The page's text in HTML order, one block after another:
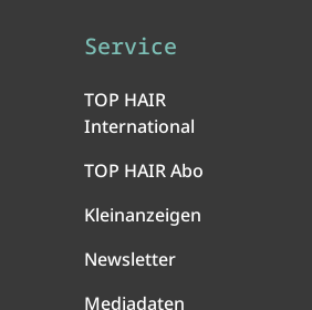
Service
TOP HAIR
International
TOP HAIR Abo
Kleinanzeigen
Newsletter
Mediadaten